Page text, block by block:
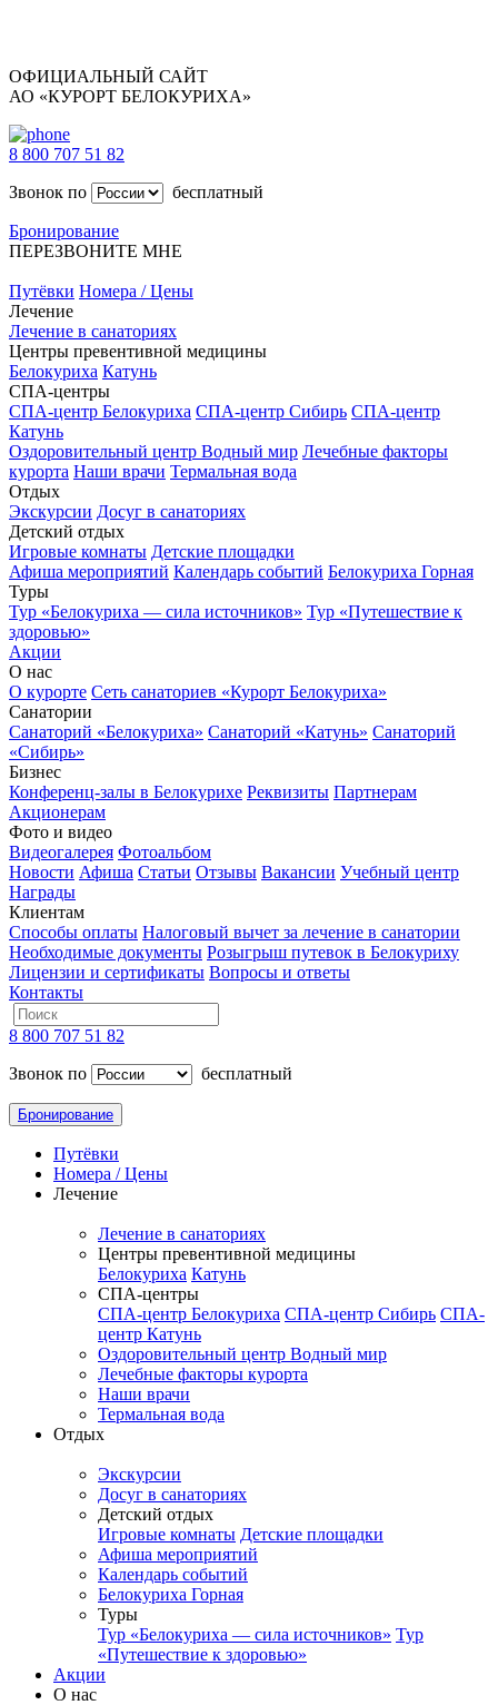
ОФИЦИАЛЬНЫЙ САЙТ
АО «КУРОРТ БЕЛОКУРИХА»
8 800 707 51 82
Звонок по
бесплатный
Бронирование
ПЕРЕЗВОНИТЕ МНЕ
Путёвки Номера / Цены
Лечение
Лечение в санаториях
Центры превентивной медицины
Белокуриха Катунь
СПА-центры
СПА-центр Белокуриха СПА-центр Сибирь СПА-центр
Катунь
Оздоровительный центр Водный мир Лечебные факторы
курорта Наши врачи Термальная вода
Отдых
Экскурсии Досуг в санаториях
Детский отдых
Игровые комнаты Детские площадки
Афиша мероприятий Календарь событий Белокуриха Горная
Туры
Тур «Белокуриха — сила источников» Тур «Путешествие к
здоровью»
Акции
О нас
О курорте Сеть санаториев «Курорт Белокуриха»
Санатории
Санаторий «Белокуриха» Санаторий «Катунь» Санаторий
«Сибирь»
Бизнес
Конференц-залы в Белокурихе Реквизиты Партнерам
Акционерам
Фото и видео
Видеогалерея Фотоальбом
Новости Афиша Статьи Отзывы Вакансии Учебный центр
Награды
Клиентам
Способы оплаты Налоговый вычет за лечение в санатории
Необходимые документы Розыгрыш путевок в Белокуриху
Лицензии и сертификаты Вопросы и ответы
Контакты
8 800 707 51 82
Звонок по
бесплатный
Бронирование
Путёвки
Номера / Цены
Лечение
Лечение в санаториях
Центры превентивной медицины
Белокуриха Катунь
СПА-центры
СПА-центр Белокуриха СПА-центр Сибирь СПА-
центр Катунь
Оздоровительный центр Водный мир
Лечебные факторы курорта
Наши врачи
Термальная вода
Отдых
Экскурсии
Досуг в санаториях
Детский отдых
Игровые комнаты Детские площадки
Афиша мероприятий
Календарь событий
Белокуриха Горная
Туры
Тур «Белокуриха — сила источников» Тур
«Путешествие к здоровью»
Акции
О нас